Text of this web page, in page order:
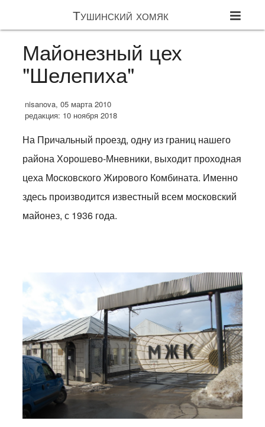
Тушинский хомяк
Майонезный цех
"Шелепиха"
nisanova, 05 марта 2010
редакция: 10 ноября 2018
На Причальный проезд, одну из границ нашего
района Хорошево-Мневники, выходит проходная
цеха Московского Жирового Комбината. Именно
здесь производится известный всем московский
майонез, с 1936 года.